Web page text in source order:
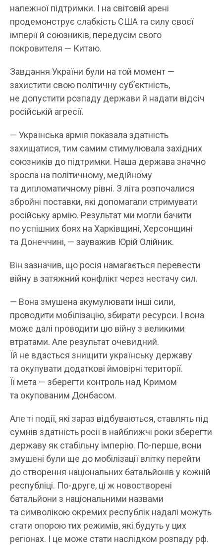
належної підтримки. І на світовій арені
продемонструє слабкість США та силу своєї
імперії й союзників, передусім свого
покровителя — Китаю.
Завдання України були на той момент —
захистити свою політичну суб’єктність,
не допустити розпаду держави й надати відсіч
російській агресії.
— Українська армія показала здатність
захищатися, тим самим стимулювала західних
союзників до підтримки. Наша держава значно
зросла на політичному, медійному
та дипломатичному рівні. З літа розпочалися
збройні поставки, які допомагали стримувати
російську армію. Результат ми могли бачити
по успішних боях на Харківщині, Херсонщині
та Донеччині, — зауважив Юрій Олійник.
Він зазначив, що росія намагається перевести
війну в затяжний конфлікт через нестачу сил.
— Вона змушена акумулювати інші сили,
проводити мобілізацію, збирати ресурси. І вона
може далі проводити цю війну з великими
втратами. Але результат очевидний.
Їй не вдасться знищити українську державу
та окупувати додаткові ймовірні території.
Її мета — зберегти контроль над Кримом
та окупованим Донбасом.
Але ті події, які зараз відбуваються, ставлять під
сумнів здатність росії в найближчі роки зберегти
державу як стабільну імперію. По-перше, вони
змушені були ще до мобілізації влітку перейти
до створення національних батальйонів у кожній
республіці. По-друге, ці ж новостворені
батальйони з національними назвами
та символікою окремих республік надалі можуть
стати опорою тих режимів, які будуть у цих
регіонах. І це може стати наслідком розпаду рф.